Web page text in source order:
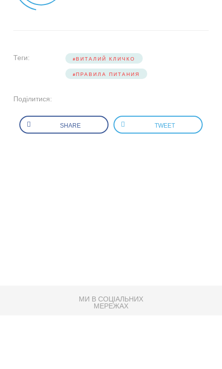
Теги: ВИТАЛИЙ КЛИЧКО
ПРАВИЛА ПИТАНИЯ
Поділитися:
SHARE TWEET
МИ В СОЦІАЛЬНИХ
МЕРЕЖАХ